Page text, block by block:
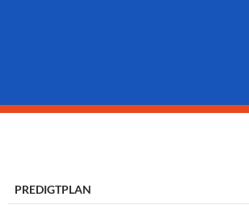
zum
AKTUELLES
PREDIGTPLAN